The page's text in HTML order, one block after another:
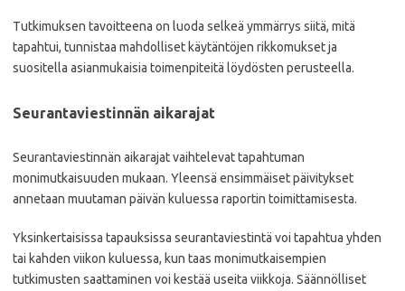
Tutkimuksen tavoitteena on luoda selkeä ymmärrys siitä, mitä
tapahtui, tunnistaa mahdolliset käytäntöjen rikkomukset ja
suositella asianmukaisia toimenpiteitä löydösten perusteella.
Seurantaviestinnän aikarajat
Seurantaviestinnän aikarajat vaihtelevat tapahtuman
monimutkaisuuden mukaan. Yleensä ensimmäiset päivitykset
annetaan muutaman päivän kuluessa raportin toimittamisesta.
Yksinkertaisissa tapauksissa seurantaviestintä voi tapahtua yhden
tai kahden viikon kuluessa, kun taas monimutkaisempien
tutkimusten saattaminen voi kestää useita viikkoja. Säännölliset